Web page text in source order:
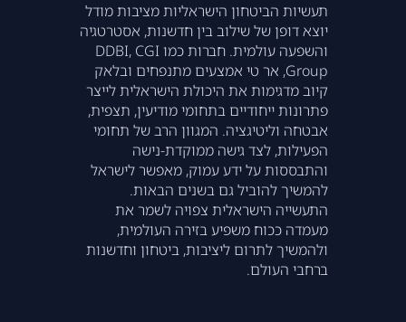
תעשיות הביטחון הישראליות מציבות מודל
יוצא דופן של שילוב בין חדשנות, אסטרטגיה
והשפעה עולמית. חברות כמו DDBI, CGI
Group, אר טי אמצעים מתנפחים ובלאק
קיוב מדגימות את היכולת הישראלית לייצר
פתרונות ייחודיים בתחומי מודיעין, תצפית,
אבטחה וליטיגציה. המגוון הרב של תחומי
הפעילות, לצד גישה ממוקדת-נישה
והתבססות על ידע עמוק, מאפשר לישראל
להמשיך להוביל גם בשנים הבאות.
התעשייה הישראלית צפויה לשמר את
מעמדה ככוח משפיע בזירה העולמית,
ולהמשיך לתרום ליציבות, ביטחון וחדשנות
ברחבי העולם.